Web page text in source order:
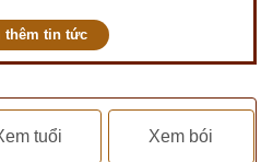
thêm tin tức
tuổi Xem bói